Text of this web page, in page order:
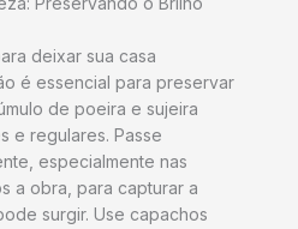
deixar sua casa
é essencial para preservar
de poeira e sujeira
e regulares. Passe
especialmente nas
a obra, para capturar a
surgir. Use capachos